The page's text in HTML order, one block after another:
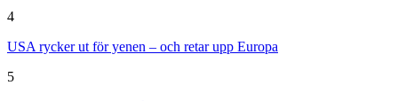
4
USA rycker ut för yenen – och retar upp Europa
5